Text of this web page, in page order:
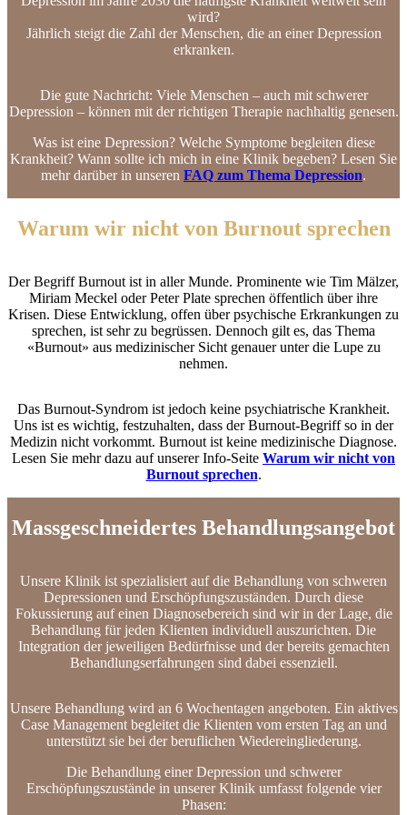
wird?
Jährlich steigt die Zahl der Menschen, die an einer Depression
erkranken.
Die gute Nachricht: Viele Menschen – auch mit schwerer
Depression – können mit der richtigen Therapie nachhaltig genesen.
Was ist eine Depression? Welche Symptome begleiten diese
Krankheit? Wann sollte ich mich in eine Klinik begeben? Lesen Sie
mehr darüber in unseren FAQ zum Thema Depression.
Warum wir nicht von Burnout sprechen
Der Begriff Burnout ist in aller Munde. Prominente wie Tim Mälzer,
Miriam Meckel oder Peter Plate sprechen öffentlich über ihre
Krisen. Diese Entwicklung, offen über psychische Erkrankungen zu
sprechen, ist sehr zu begrüssen. Dennoch gilt es, das Thema
«Burnout» aus medizinischer Sicht genauer unter die Lupe zu
nehmen.
Das Burnout-Syndrom ist jedoch keine psychiatrische Krankheit.
Uns ist es wichtig, festzuhalten, dass der Burnout-Begriff so in der
Medizin nicht vorkommt. Burnout ist keine medizinische Diagnose.
Lesen Sie mehr dazu auf unserer Info-Seite Warum wir nicht von
Burnout sprechen.
Massgeschneidertes Behandlungs­angebot
Unsere Klinik ist spezialisiert auf die Behandlung von schweren
Depressionen und Erschöpfungszuständen. Durch diese
Fokussierung auf einen Diagnosebereich sind wir in der Lage, die
Behandlung für jeden Klienten individuell auszurichten. Die
Integration der jeweiligen Bedürfnisse und der bereits gemachten
Behandlungserfahrungen sind dabei essenziell.
Unsere Behandlung wird an 6 Wochentagen angeboten. Ein aktives
Case Management begleitet die Klienten vom ersten Tag an und
unterstützt sie bei der beruflichen Wiedereingliederung.
Die Behandlung einer Depression und schwerer
Erschöpfungszustände in unserer Klinik umfasst folgende vier
Phasen: